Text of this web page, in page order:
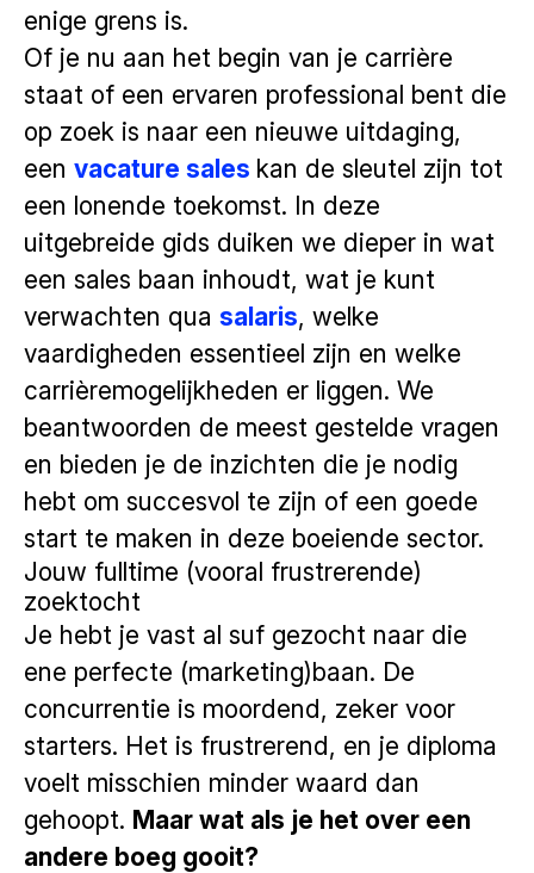
enige grens is.
Of je nu aan het begin van je carrière
staat of een ervaren professional bent die
op zoek is naar een nieuwe uitdaging,
een vacature sales kan de sleutel zijn tot
een lonende toekomst. In deze
uitgebreide gids duiken we dieper in wat
een sales baan inhoudt, wat je kunt
verwachten qua salaris, welke
vaardigheden essentieel zijn en welke
carrièremogelijkheden er liggen. We
beantwoorden de meest gestelde vragen
en bieden je de inzichten die je nodig
hebt om succesvol te zijn of een goede
start te maken in deze boeiende sector.
Jouw fulltime (vooral frustrerende)
zoektocht
Je hebt je vast al suf gezocht naar die
ene perfecte (marketing)baan. De
concurrentie is moordend, zeker voor
starters. Het is frustrerend, en je diploma
voelt misschien minder waard dan
gehoopt. Maar wat als je het over een
andere boeg gooit?